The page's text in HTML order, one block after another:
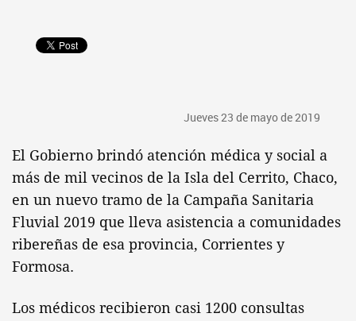
Jueves 23 de mayo de 2019
El Gobierno brindó atención médica y social a
más de mil vecinos de la Isla del Cerrito, Chaco,
en un nuevo tramo de la Campaña Sanitaria
Fluvial 2019 que lleva asistencia a comunidades
ribereñas de esa provincia, Corrientes y
Formosa.
Los médicos recibieron casi 1200 consultas